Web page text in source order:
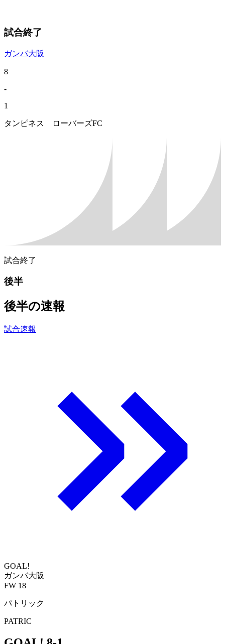
試合終了
ガンバ大阪
8
-
1
タンピネス ローバーズFC
試合終了
後半
後半の速報
試合速報
GOAL!
ガンバ大阪
FW 18
パトリック
PATRIC